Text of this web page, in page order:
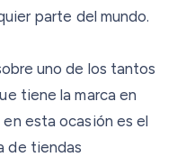
parte del mundo.
uno de los tantos
tiene la marca en
en esta ocasión es el
de tiendas